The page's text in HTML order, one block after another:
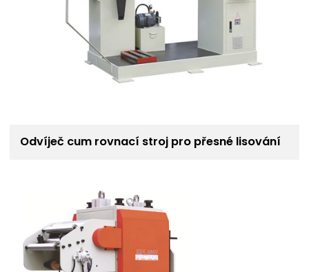
Odvíječ cum rovnací stroj pro přesné lisování